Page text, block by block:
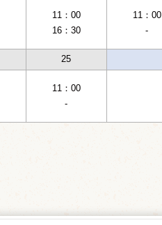
11：00
16：30
11：00
-
25
11：00
-